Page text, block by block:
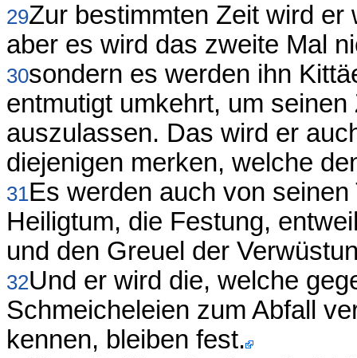
29Zur bestimmten Zeit wird
aber es wird das zweite Mal
30sondern es werden ihn
entmutigt umkehrt, um
auszulassen. Das wird er
diejenigen merken, welche
31Es werden auch von
Heiligtum, die Festung,
und den Greuel der
32Und er wird die, welche
Schmeicheleien zum Abfall
kennen, bleiben fest.